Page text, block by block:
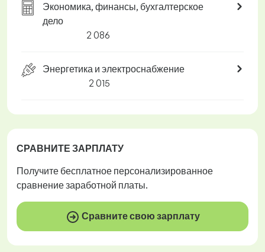
Экономика, финансы, бухгалтерское
дело
2 086
Энергетика и электроснабжение
2 015
СРАВНИТЕ ЗАРПЛАТУ
Получите бесплатное персонализированное
сравнение заработной платы.
Сравните свою зарплату